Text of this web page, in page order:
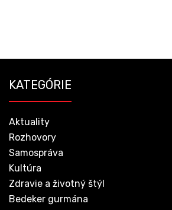
KATEGÓRIE
Aktuality
Rozhovory
Samospráva
Kultúra
Zdravie a životný štýl
Bedeker gurmána